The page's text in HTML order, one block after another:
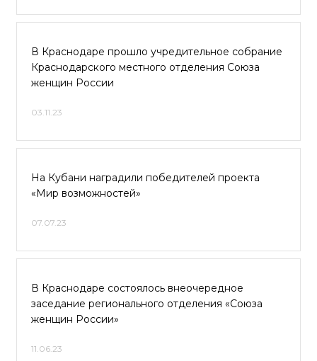
В Краснодаре прошло учредительное собрание
Краснодарского местного отделения Союза
женщин России
03.11.23
На Кубани наградили победителей проекта
«Мир возможностей»
07.07.23
В Краснодаре состоялось внеочередное
заседание регионального отделения «Союза
женщин России»
11.06.23